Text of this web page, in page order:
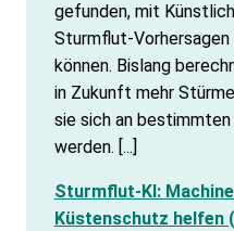
gefunden, mit
Sturmflut-
können. Bislang
in Zukunft mehr
sie sich an
werden. [...]
Sturmflut-KI:
Küstenschutz helfen